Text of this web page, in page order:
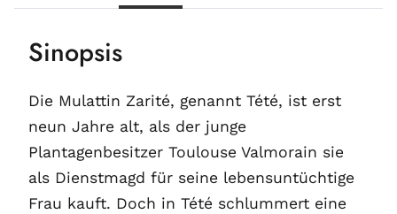
Sinopsis
Die Mulattin Zarité, genannt Tété, ist erst
neun Jahre alt, als der junge
Plantagenbesitzer Toulouse Valmorain sie
als Dienstmagd für seine lebensuntüchtige
Frau kauft. Doch in Tété schlummert eine